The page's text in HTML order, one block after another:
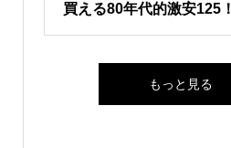
買える80年代的激安125！
もっと見る